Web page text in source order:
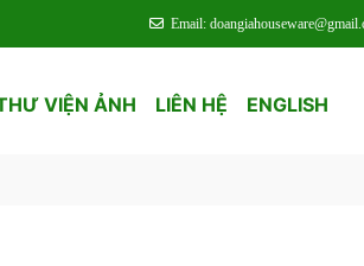
Email:
VIỆN ẢNH LIÊN HỆ ENGLISH